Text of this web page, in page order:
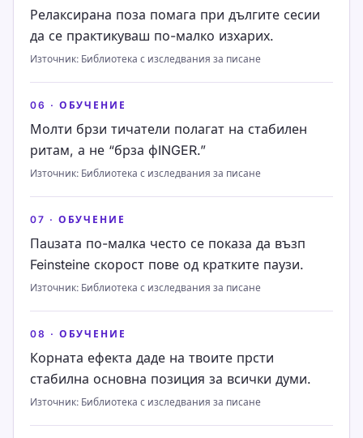
Релаксирана поза помага при дългите сесии
да се практикуваш по-малко изхарих.
Източник: Библиотека с изследвания за писане
06 · ОБУЧЕНИЕ
Молти брзи тичатели полагат на стабилен
ритам, а не “брза фINGER.”
Източник: Библиотека с изследвания за писане
07 · ОБУЧЕНИЕ
Пauзата по-малка често се показа да възп
Feinsteinе скорост пове од кратките паузи.
Източник: Библиотека с изследвания за писане
08 · ОБУЧЕНИЕ
Корната ефекта даде на твоите прсти
стабилна основна позиция за всички думи.
Източник: Библиотека с изследвания за писане